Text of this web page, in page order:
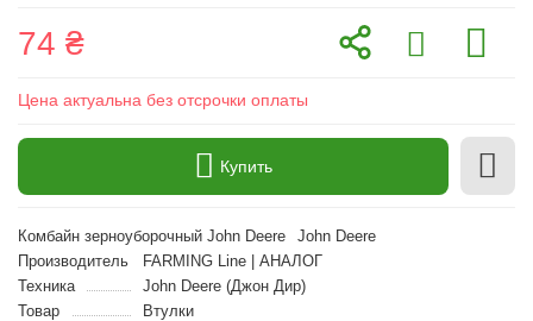
74 ₴
Цена актуальна без отсрочки оплаты
Купить
Комбайн зерноуборочный John Deere
John Deere
Производитель
FARMING Line | АНАЛОГ
Техника
John Deere (Джон Дир)
Товар
Втулки